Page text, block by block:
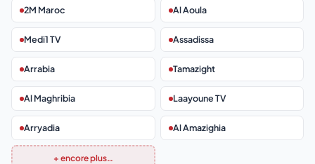
2M Maroc Al Aoula
Medi1 TV Assadissa
Arrabia Tamazight
Al Maghribia Laayoune TV
Arryadia Al Amazighia
+ encore plus…